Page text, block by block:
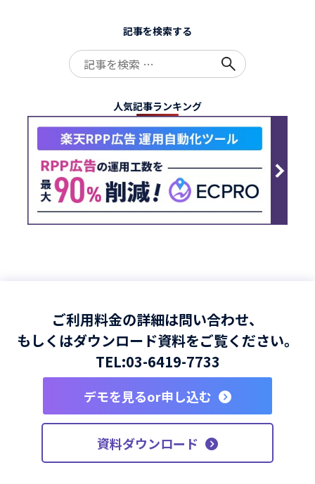
記事を検索する
Search
for:
人気記事ランキング
ご利用料金の詳細は問い合わせ、
もしくはダウンロード資料をご覧ください。
TEL:03-6419-7733
デモを見るor申し込む
資料ダウンロード